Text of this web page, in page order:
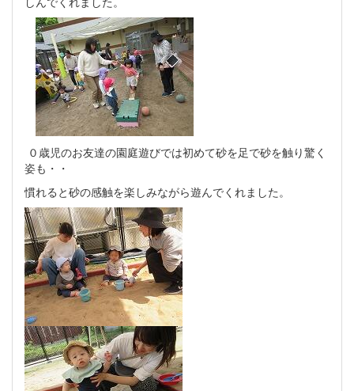
０歳児のお友達の園庭遊びでは初めて砂を足で砂を触り驚く
姿も・・
慣れると砂の感触を楽しみながら遊んでくれました。